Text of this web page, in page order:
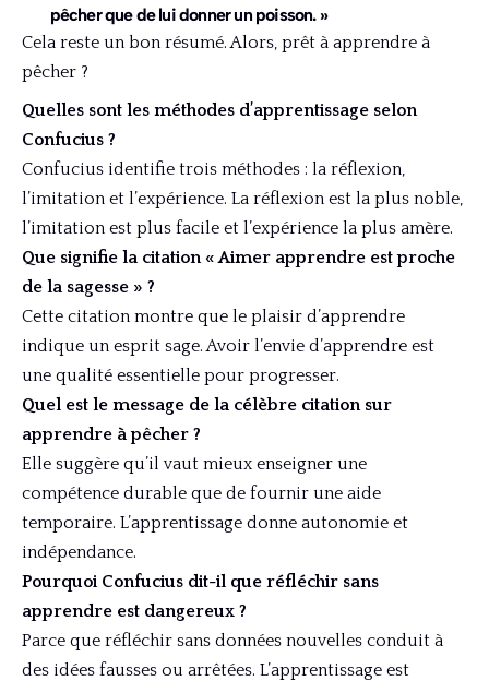
pêcher que de lui donner un poisson. »
Cela reste un bon résumé. Alors, prêt à apprendre à
pêcher ?
Quelles sont les méthodes d’apprentissage selon
Confucius ?
Confucius identifie trois méthodes : la réflexion,
l’imitation et l’expérience. La réflexion est la plus noble,
l’imitation est plus facile et l’expérience la plus amère.
Que signifie la citation « Aimer apprendre est proche
de la sagesse » ?
Cette citation montre que le plaisir d’apprendre
indique un esprit sage. Avoir l’envie d’apprendre est
une qualité essentielle pour progresser.
Quel est le message de la célèbre citation sur
apprendre à pêcher ?
Elle suggère qu’il vaut mieux enseigner une
compétence durable que de fournir une aide
temporaire. L’apprentissage donne autonomie et
indépendance.
Pourquoi Confucius dit-il que réfléchir sans
apprendre est dangereux ?
Parce que réfléchir sans données nouvelles conduit à
des idées fausses ou arrêtées. L’apprentissage est